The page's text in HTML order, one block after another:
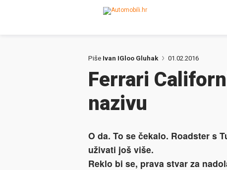
Piše Ivan IGloo Gluhak 01.02.2016
Ferrari
nazivu
O da. To se čekalo. Roadster s
uživati još više.
Reklo bi se, prava stvar za